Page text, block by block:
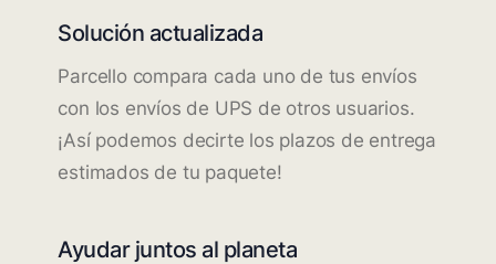
Solución actualizada
Parcello compara cada uno de tus envíos
con los envíos de UPS de otros usuarios.
¡Así podemos decirte los plazos de entrega
estimados de tu paquete!
Ayudar juntos al planeta